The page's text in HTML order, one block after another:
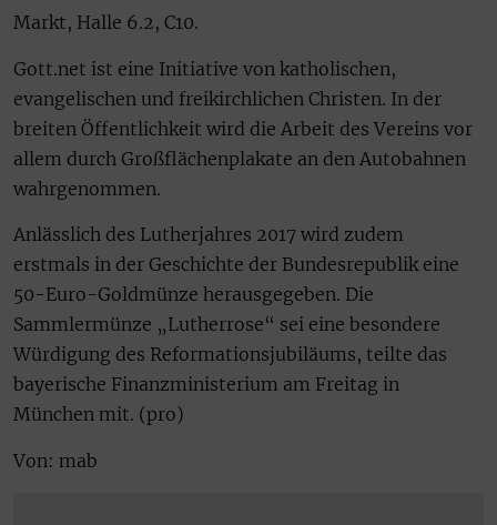
Markt, Halle 6.2, C10.
Gott.net ist eine Initiative von katholischen,
evangelischen und freikirchlichen Christen. In der
breiten Öffentlichkeit wird die Arbeit des Vereins vor
allem durch Großflächenplakate an den Autobahnen
wahrgenommen.
Anlässlich des Lutherjahres 2017 wird zudem
erstmals in der Geschichte der Bundesrepublik eine
50-Euro-Goldmünze herausgegeben. Die
Sammlermünze „Lutherrose“ sei eine besondere
Würdigung des Reformationsjubiläums, teilte das
bayerische Finanzministerium am Freitag in
München mit. (pro)
Von: mab